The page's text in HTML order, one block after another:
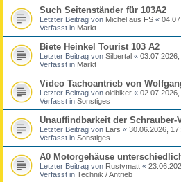
Such Seitenständer für 103A2
Letzter Beitrag von Michel aus FS «
Verfasst in Markt
Biete Heinkel Tourist 103 A2
Letzter Beitrag von Silbertal «
Verfasst in Markt
Video Tachoantrieb von
Letzter Beitrag von oldbiker « 02.07.2026,
Verfasst in Sonstiges
Unauffindbarkeit der Schrauber-
Letzter Beitrag von Lars « 30.06.2026,
Verfasst in Sonstiges
A0 Motorgehäuse
Letzter Beitrag von Rustymatt «
Verfasst in Technik / Antrieb